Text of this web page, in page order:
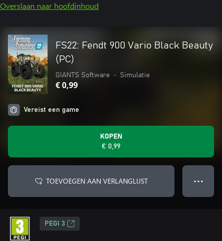
Overslaan naar hoofdinhoud
FS22: Fendt 900 Vario Black Beauty
(PC)
GIANTS Software • Simulatie
€ 0,99
Vereist een game
KOPEN
€ 0,99
TOEVOEGEN AAN VERLANGLIJST ● ● ●
PEGI 3